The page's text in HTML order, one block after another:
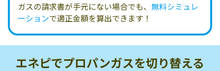
ガスの請求書が手元にない場合でも、 無料シミュレ
ーションで適正金額を算出できます！
エネピでプロパンガスを切り替える